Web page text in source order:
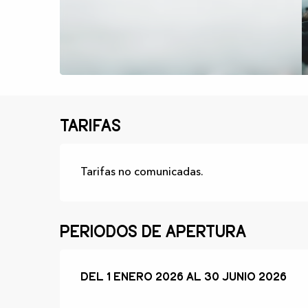
Tarifas
Tarifas no comunicadas.
Periodos de apertura
Del 1 enero 2026al 30 junio 2026
Del 1 enero 2026al 30 junio 2026